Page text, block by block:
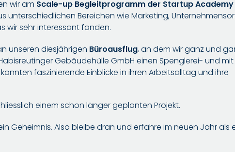
wir am Scale-up Begleitprogramm der Startup
unterschiedlichen Bereichen wie Marketing,
wir sehr interessant fanden.
unseren diesjährigen Büroausflug, an dem wir ganz und
Gebäudehülle GmbH einen Spenglerei- und mit
faszinierende Einblicke in ihren Arbeitsalltag und ihre
einem schon länger geplanten Projekt.
Geheimnis. Also bleibe dran und erfahre im neuen Jahr als